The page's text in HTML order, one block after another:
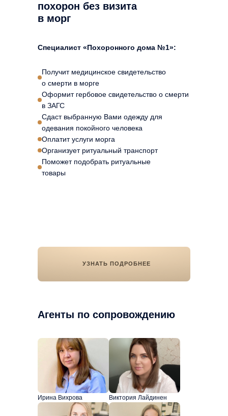
УЗНАТЬ ПОДРОБНЕЕ
Специалист «Похоронного дома №1»:
похорон без визита
в морг
Агенты по сопровождению
Получит медицинское свидетельство
о смерти в морге
Оформит гербовое свидетельство о смерти
в ЗАГС
Сдаст выбранную Вами одежду для
одевания покойного человека
Оплатит услуги морга
Организует ритуальный транспорт
Поможет подобрать ритуальные
товары
Ирина Вихрова Виктория Лайдинен